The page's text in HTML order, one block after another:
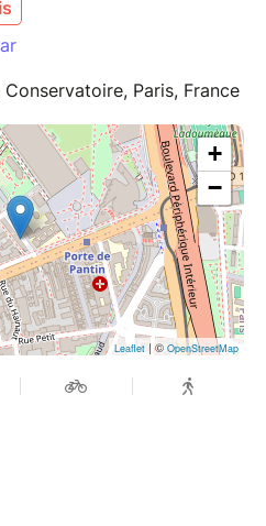
Paris, France
+
−
Leaflet | © OpenStreetMap